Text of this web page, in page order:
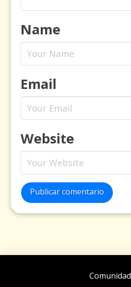
Name
Email
Website
Publicar comentario
Comunidad